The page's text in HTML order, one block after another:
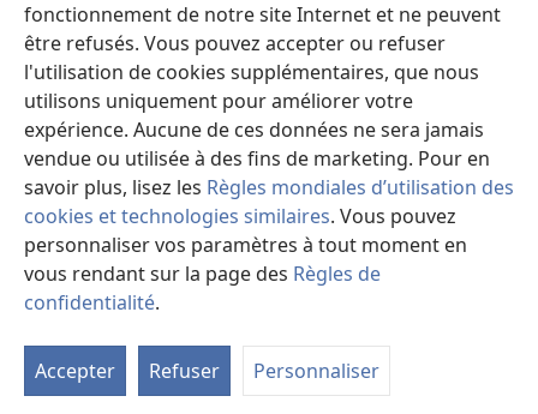
fonctionnement de notre site Internet et ne peuvent
être refusés. Vous pouvez accepter ou refuser
l'utilisation de cookies supplémentaires, que nous
utilisons uniquement pour améliorer votre
expérience. Aucune de ces données ne sera jamais
vendue ou utilisée à des fins de marketing. Pour en
savoir plus, lisez les Règles mondiales d’utilisation des
cookies et technologies similaires. Vous pouvez
personnaliser vos paramètres à tout moment en
vous rendant sur la page des Règles de
confidentialité.
Accepter Refuser Personnaliser
Dons
(ouvre
une
nouvelle
fenêtre)
Bibliothèque en ligne
(ouvre
une
nouvelle
fenêtre)
JW Hub ®
(ouvre
une
nouvelle
fenêtre)
Copyright© 2026 Watch Tower Bible and Tract Society of Pennsylvania.
CONDITIONS D’UTILISATION
PARAMÈTRES DE CONFIDENTIALITÉ